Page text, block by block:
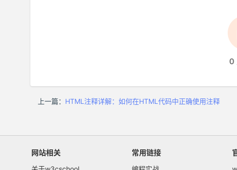
0
上一篇： HTML注释详解：如何在HTML代码中正确使用注释
网站相关 常用链接